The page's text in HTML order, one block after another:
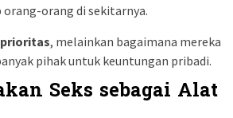
orang di sekitarnya.
, melainkan bagaimana mereka
pihak untuk keuntungan pribadi.
Seks sebagai Alat